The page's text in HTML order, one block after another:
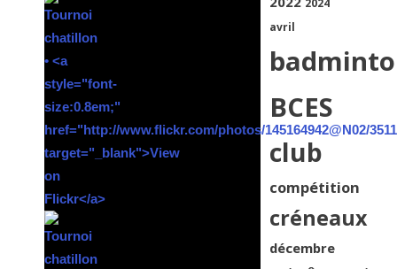
2024
avril
BCES
club
compétition
créneaux
décembre